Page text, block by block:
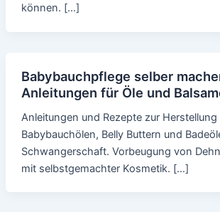
können. […]
Babybauchpflege selber
Anleitungen für Öle und
Anleitungen und Rezepte zur
Babybauchölen, Belly Buttern und
Schwangerschaft. Vorbeugung von
mit selbstgemachter Kosmetik. […]